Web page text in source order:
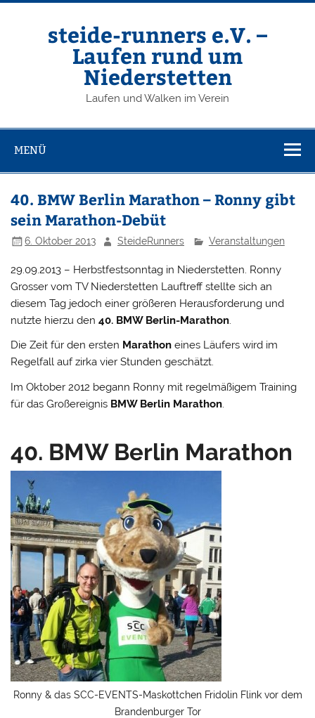
Zum
steide-runners e.V. –
Laufen rund um
Niederstetten
Laufen und Walken im Verein
MENÜ
40. BMW Berlin Marathon – Ronny gibt
sein Marathon-Debüt
6. Oktober 2013 SteideRunners Veranstaltungen
29.09.2013 – Herbstfestsonntag in Niederstetten. Ronny
Grosser vom TV Niederstetten Lauftreff stellte sich an
diesem Tag jedoch einer größeren Herausforderung und
nutzte hierzu den40. BMW Berlin-Marathon.
Die Zeit für den ersten Marathon eines Läufers wird im
Regelfall auf zirka vier Stunden geschätzt.
Im Oktober 2012 begann Ronny mit regelmäßigem Training
für das Großereignis BMW Berlin Marathon
40. BMW Berlin Marathon
Ronny & das SCC-EVENTS-Maskottchen Fridolin Flink vor dem
Brandenburger Tor